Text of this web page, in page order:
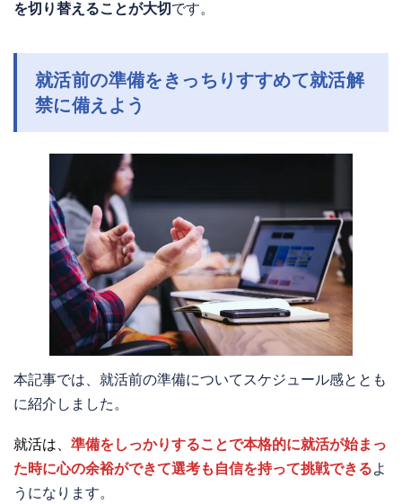
を切り替えることが大切です。
就活前の準備をきっちりすすめて就活解
禁に備えよう
本記事では、就活前の準備についてスケジュール感ととも
に紹介しました。
就活は、 準備をしっかりすることで本格的に就活が始まっ
た時に心の余裕ができて選考も自信を持って挑戦できるよ
うになります。